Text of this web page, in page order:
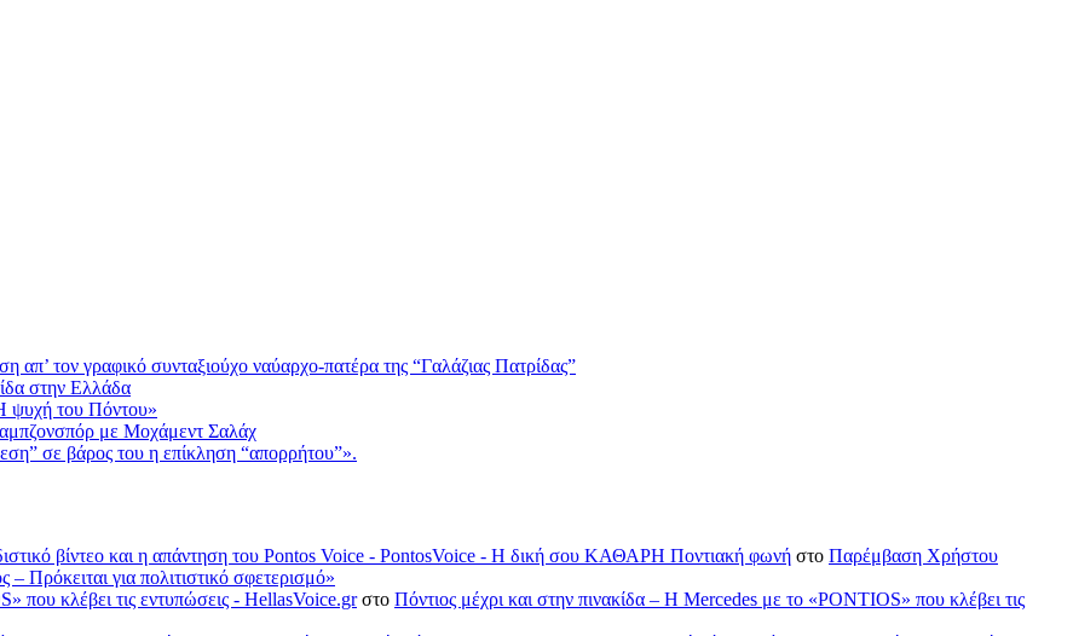
τον γραφικό συνταξιούχο ναύαρχο-πατέρα της “Γαλάζιας Πατρίδας”
στην Ελλάδα
ψυχή του Πόντου»
με Μοχάμεντ Σαλάχ
σε βάρος του η επίκληση “απορρήτου”».
βίντεο και η απάντηση του Pontos Voice - PontosVoice - H δική σου ΚΑΘΑΡΗ Ποντιακή φωνή στο Παρέμβαση Χρήστου
Πρόκειται για πολιτιστικό σφετερισμό»
που κλέβει τις εντυπώσεις - HellasVoice.grστο Πόντιος μέχρι και στην πινακίδα – Η Mercedes με το «PONTIOS» που κλέβει τις